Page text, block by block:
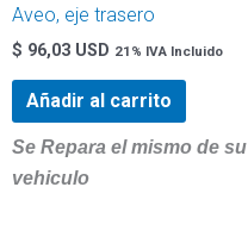
Aveo, eje trasero
$ 96,03 USD 21% IVA Incluido
Añadir al carrito
Se Repara el mismo de su
vehiculo